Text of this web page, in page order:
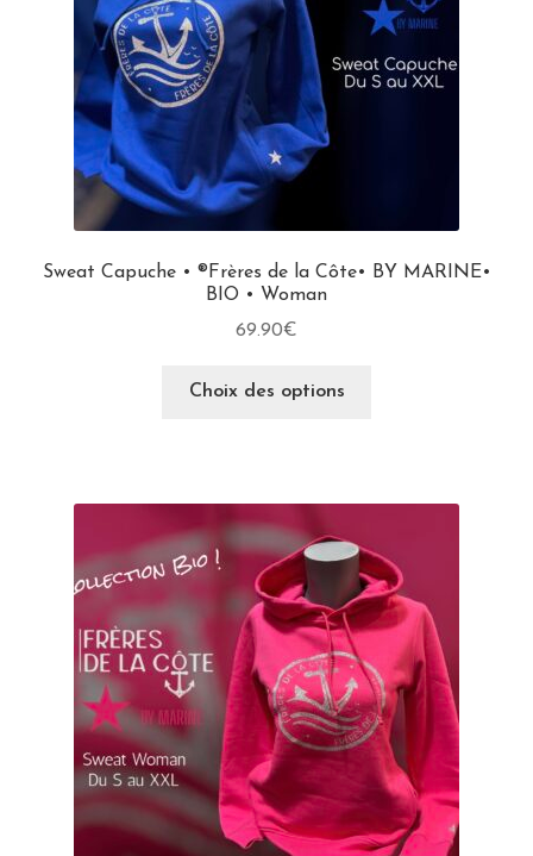
Sweat Capuche • ®Frères de la Côte• BY MARINE•
BIO • Woman
69.90€
Choix des options